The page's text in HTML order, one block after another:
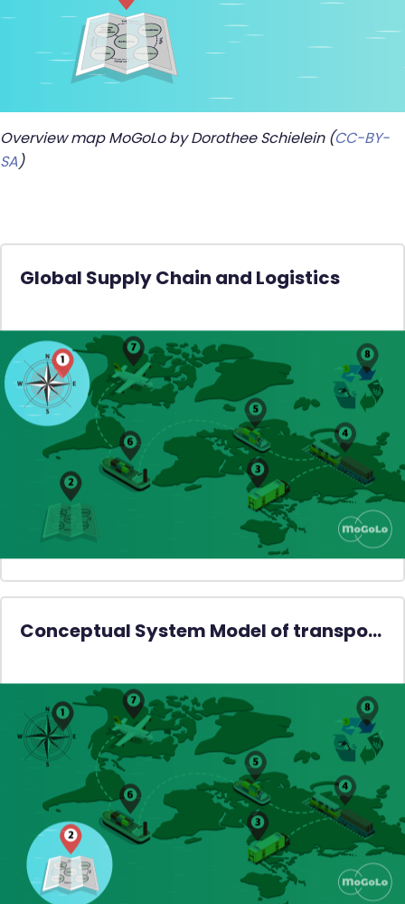
Overview map MoGoLo by Dorothee Schielein (CC-BY-
SA)
Global Supply Chain and Logistics
Conceptual System Model of transport and traffic